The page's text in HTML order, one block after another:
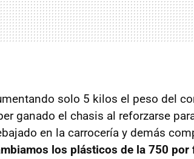
solo 5 kilos el peso del
ganado el chasis al reforzarse
en la carrocería y demás
los plásticos de la 750 por